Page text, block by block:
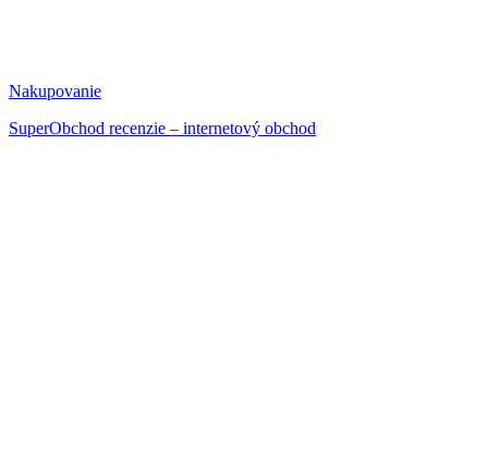
Nakupovanie
SuperObchod recenzie – internetový obchod